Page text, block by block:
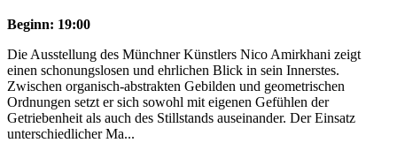
Beginn: 19:00
Die Ausstellung des Münchner Künstlers Nico Amirkhani zeigt
einen schonungslosen und ehrlichen Blick in sein Innerstes.
Zwischen organisch-abstrakten Gebilden und geometrischen
Ordnungen setzt er sich sowohl mit eigenen Gefühlen der
Getriebenheit als auch des Stillstands auseinander. Der Einsatz
unterschiedlicher Ma...